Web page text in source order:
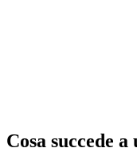
Cosa succede